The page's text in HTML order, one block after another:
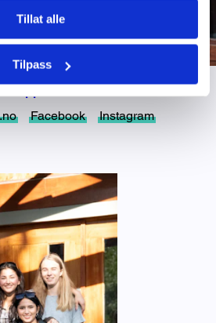
Tillat alle
Tilpass
Facebook Instagram